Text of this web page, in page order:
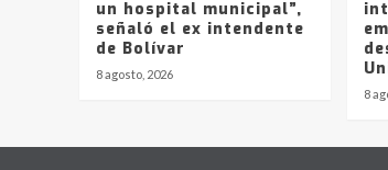
un hospital municipal”,
señaló el ex intendente
de Bolívar
8 agosto, 2026
8